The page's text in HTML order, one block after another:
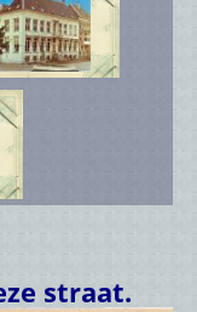
straat.